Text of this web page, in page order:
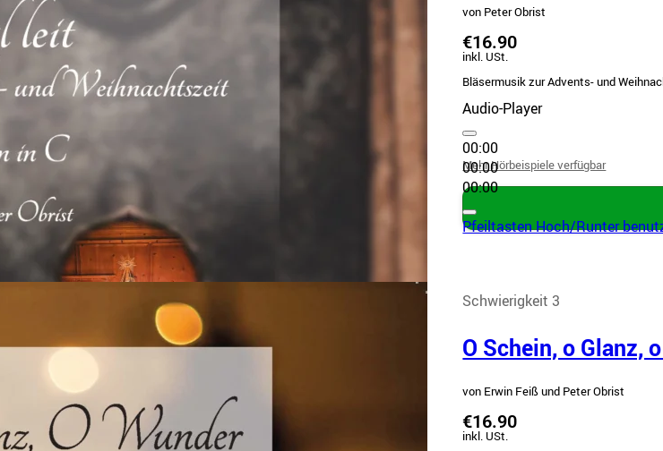
von Peter Obrist
€16.90
inkl. USt.
Bläsermusik zur Advents- und
Audio-Player
00:00
00:00
00:00
Pfeiltasten Hoch/Runter
Mehr Hörbeispiele verfügbar
Schwierigkeit 3
O Schein, o Glanz,
von Erwin Feiß und Peter Obrist
€16.90
inkl. USt.